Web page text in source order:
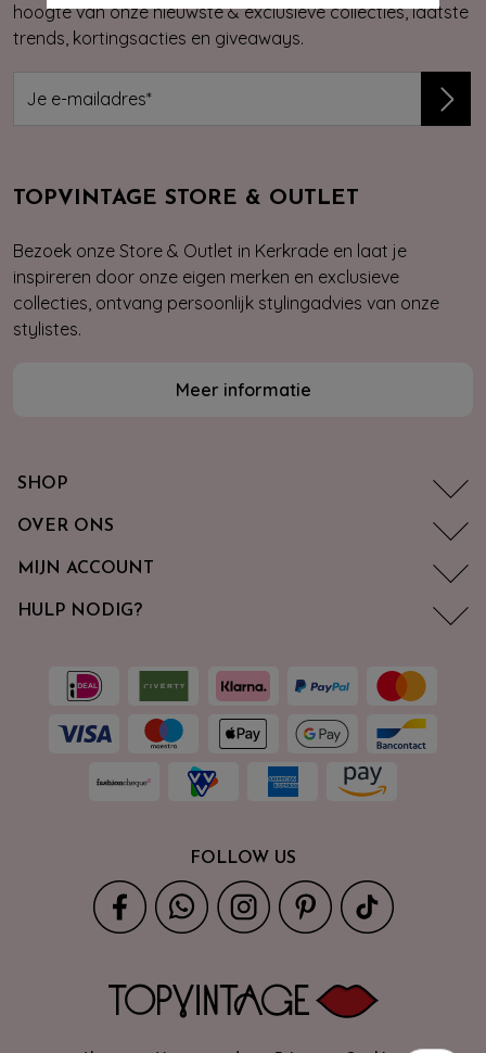
hoogte van onze nieuwste & exclusieve collecties, laatste
trends, kortingsacties en giveaways.
TOPVINTAGE STORE & OUTLET
Bezoek onze Store & Outlet in Kerkrade en laat je
inspireren door onze eigen merken en exclusieve
collecties, ontvang persoonlijk stylingadvies van onze
stylistes.
Meer informatie
SHOP
OVER ONS
MIJN ACCOUNT
HULP NODIG?
FOLLOW US